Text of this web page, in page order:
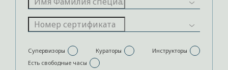
Супервизоры Кураторы
Инструкторы
Есть свободные часы